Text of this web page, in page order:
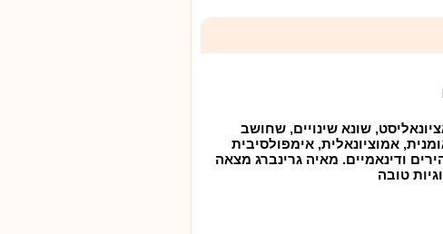
שונא שינויים, שחושב
אמוציונאלית, אימפולסיבית
ודינאמיים. מאיה גרינברג מצאה
טובה